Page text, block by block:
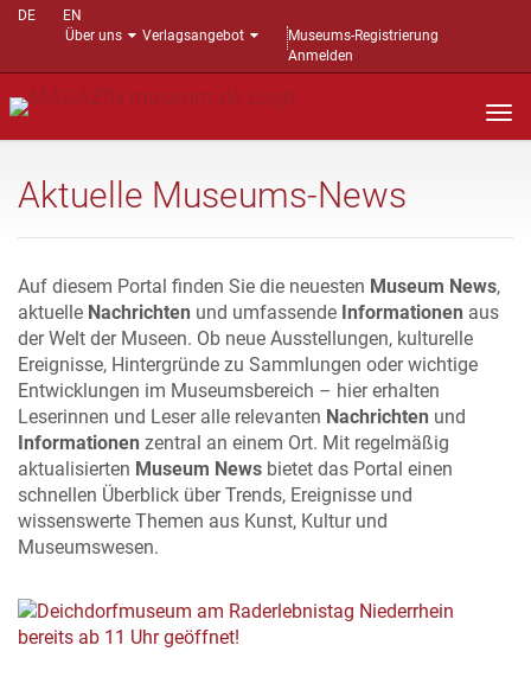
DE
EN
Über uns
Verlagsangebot
Museums-Registrierung
Anmelden
Aktuelle Museums-News
Auf diesem Portal finden Sie die neuesten Museum News,
aktuelle Nachrichten und umfassende Informationen aus
der Welt der Museen. Ob neue Ausstellungen, kulturelle
Ereignisse, Hintergründe zu Sammlungen oder wichtige
Entwicklungen im Museumsbereich – hier erhalten
Leserinnen und Leser alle relevanten Nachrichten und
Informationen zentral an einem Ort. Mit regelmäßig
aktualisierten Museum News bietet das Portal einen
schnellen Überblick über Trends, Ereignisse und
wissenswerte Themen aus Kunst, Kultur und
Museumswesen.